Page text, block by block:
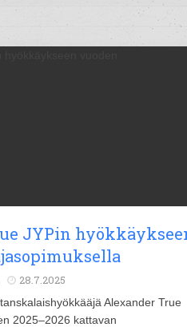
JYPin
28.7.2025
Alexander True
2025–2026 kattavan